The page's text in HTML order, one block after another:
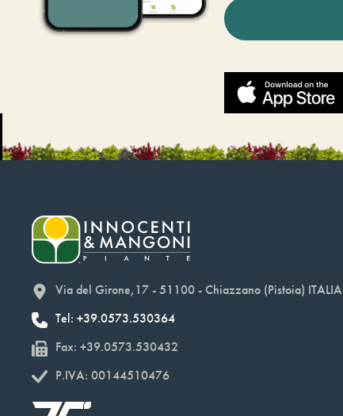
Via del Girone,17 - 51100 - Chiazzano (Pistoia) ITALIA
Tel: +39.0573.530364
Fax: +39.0573.530432
P.IVA: 00144510476